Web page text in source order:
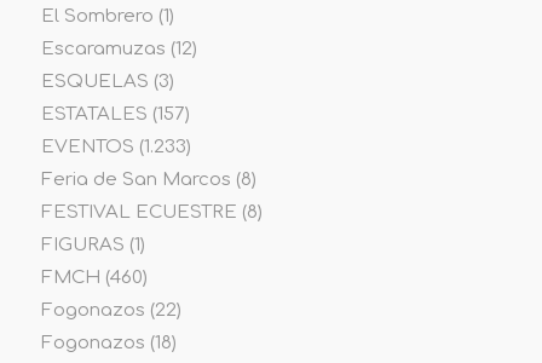
El Sombrero (1)
Escaramuzas (12)
ESQUELAS (3)
ESTATALES (157)
EVENTOS (1.233)
Feria de San Marcos (8)
FESTIVAL ECUESTRE (8)
FIGURAS (1)
FMCH (460)
Fogonazos (22)
Fogonazos (18)